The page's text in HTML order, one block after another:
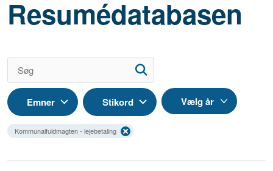
Resumédatabasen
Emner Stikord
Kommunalfuldmagten - lejebetaling